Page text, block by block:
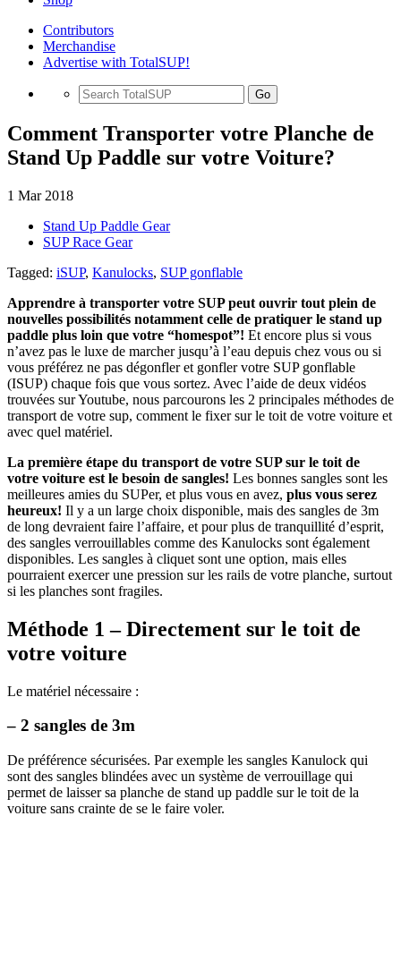
Contributors
Merchandise
Advertise with TotalSUP!
Go
Comment Transporter votre Planche de
Stand Up Paddle sur votre Voiture?
1 Mar 2018
Stand Up Paddle Gear
SUP Race Gear
Tagged: iSUP, Kanulocks, SUP gonflable
Apprendre à transporter votre SUP peut ouvrir tout plein de
nouvelles possibilités notamment celle de pratiquer le stand up
paddle plus loin que votre “homespot”! Et encore plus si vous
n’avez pas le luxe de marcher jusqu’à l’eau depuis chez vous ou si
vous préférez ne pas dégonfler et gonfler votre SUP gonflable
(ISUP) chaque fois que vous sortez. Avec l’aide de deux vidéos
trouvées sur Youtube, nous parcourons les 2 principales méthodes de
transport de votre sup, comment le fixer sur le toit de votre voiture et
avec quel matériel.
La première étape du transport de votre SUP sur le toit de
votre voiture est le besoin de sangles! Les bonnes sangles sont les
meilleures amies du SUPer, et plus vous en avez, plus vous serez
heureux! Il y a un large choix disponible, mais des sangles de 3m
de long devraient faire l’affaire, et pour plus de tranquillité d’esprit,
des sangles verrouillables comme des Kanulocks sont également
disponibles. Les sangles à cliquet sont une option, mais elles
pourraient exercer une pression sur les rails de votre planche, surtout
si les planches sont fragiles.
Méthode 1 – Directement sur le toit de
votre voiture
Le matériel nécessaire :
– 2 sangles de 3m
De préférence sécurisées. Par exemple les sangles Kanulock qui
sont des sangles blindées avec un système de verrouillage qui
permet de laisser sa planche de stand up paddle sur le toit de la
voiture sans crainte de se le faire voler.